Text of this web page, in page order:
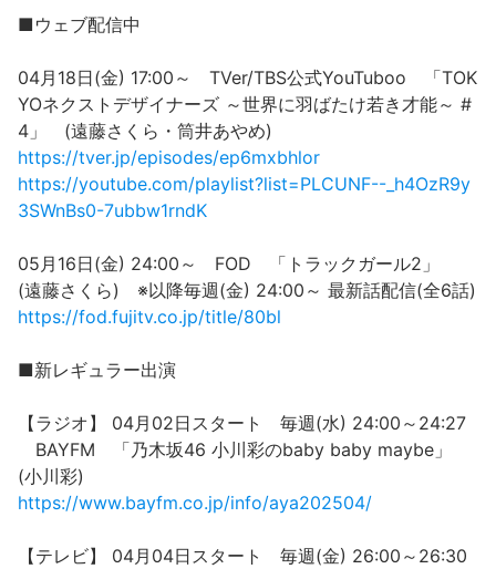
■ウェブ配信中
04月18日(金) 17:00～ TVer/TBS公式YouTuboo 「TOK
YOネクストデザイナーズ ～世界に羽ばたけ若き才能～ #
4」 (遠藤さくら・筒井あやめ)
https://tver.jp/episodes/ep6mxbhlor
https://youtube.com/playlist?list=PLCUNF--_h4OzR9y
3SWnBs0-7ubbw1rndK
05月16日(金) 24:00～ FOD 「トラックガール2」
(遠藤さくら) ※以降毎週(金) 24:00～ 最新話配信(全6話)
https://fod.fujitv.co.jp/title/80bl
■新レギュラー出演
【ラジオ】 04月02日スタート 毎週(水) 24:00～24:27
BAYFM 「乃木坂46 小川彩のbaby baby maybe」
(小川彩)
https://www.bayfm.co.jp/info/aya202504/
【テレビ】 04月04日スタート 毎週(金) 26:00～26:30